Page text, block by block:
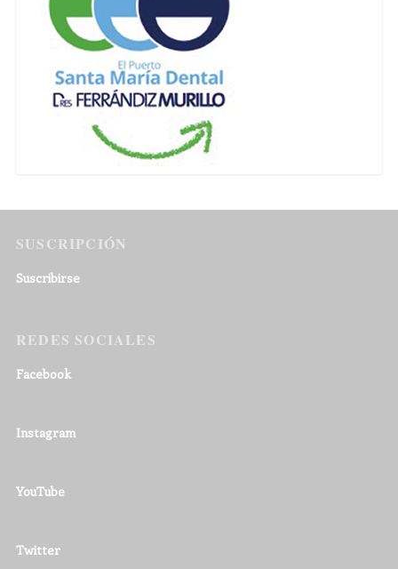
SUSCRIPCIÓN
Suscribirse
REDES SOCIALES
Facebook
Instagram
YouTube
Twitter